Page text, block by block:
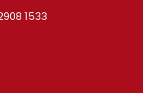
1533